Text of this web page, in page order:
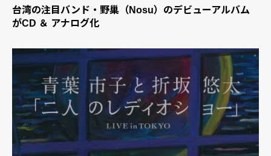
台湾の注目バンド・野巢（Nosu）のデビューアルバム
がCD ＆ アナログ化